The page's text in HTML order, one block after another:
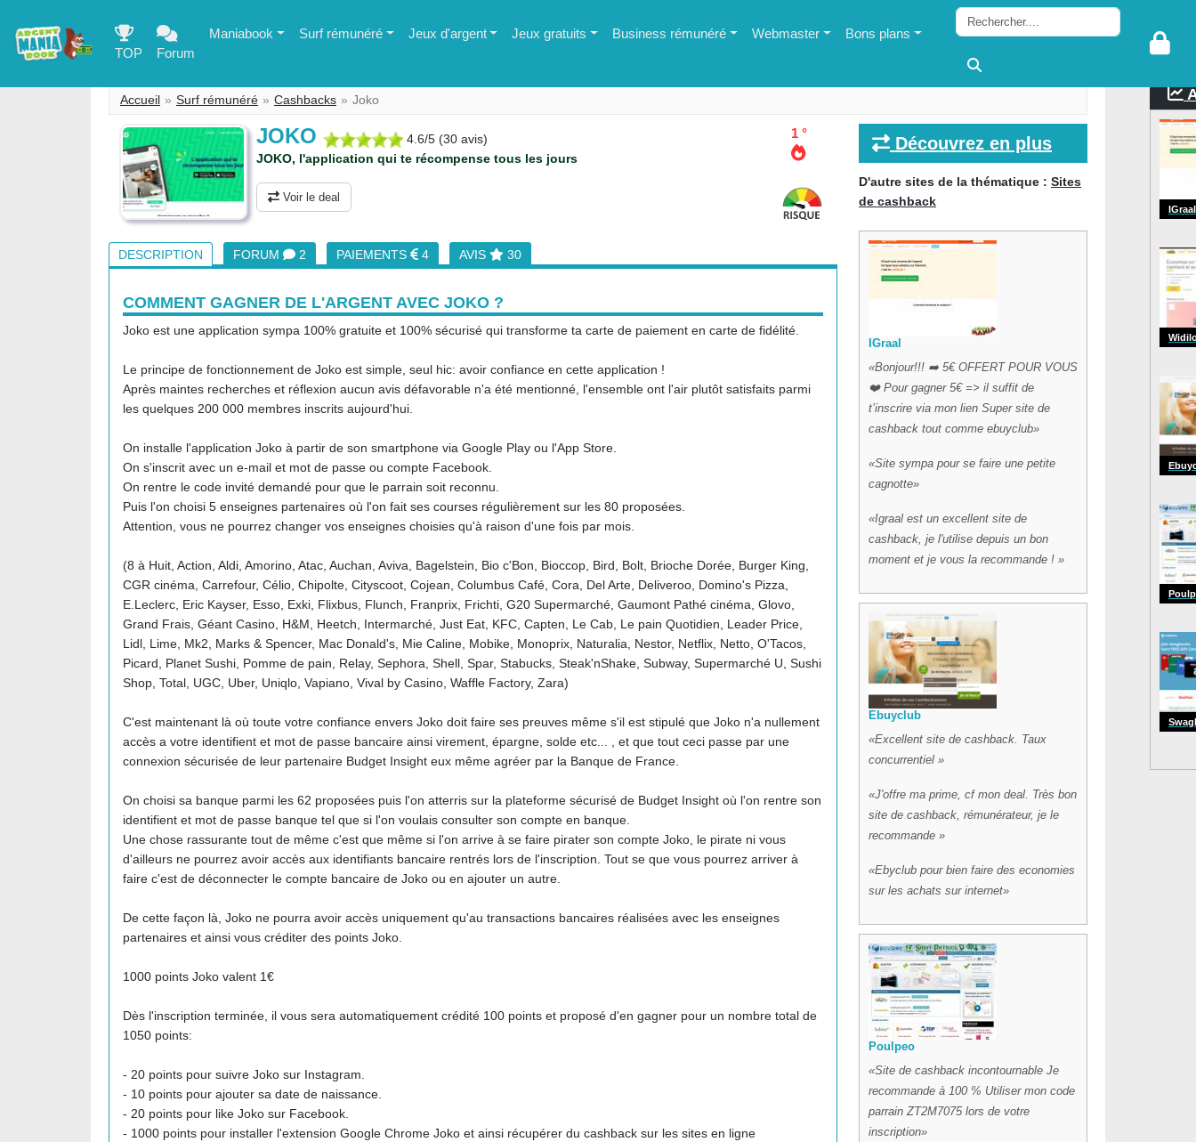
TOP Forum
Maniabook Surf rémunéré Jeux d'argent Jeux gratuits Business rémunéré Webmaster Bons plans
Accueil Surf rémunéré Cashbacks Joko
JOKO 4.6/5 (30 avis) 1 °
JOKO, l'application qui te récompense tous les jours
Voir le deal
DESCRIPTION FORUM 2 PAIEMENTS 4 AVIS 30
COMMENT GAGNER DE L'ARGENT AVEC JOKO ?
Joko est une application sympa 100% gratuite et 100% sécurisé qui transforme ta carte de paiement en carte de fidélité.
Le principe de fonctionnement de Joko est simple, seul hic: avoir confiance en cette application !
Après maintes recherches et réflexion aucun avis défavorable n'a été mentionné, l'ensemble ont l'air plutôt satisfaits parmi
les quelques 200 000 membres inscrits aujourd'hui.
On installe l'application Joko à partir de son smartphone via Google Play ou l'App Store.
On s'inscrit avec un e-mail et mot de passe ou compte Facebook.
On rentre le code invité demandé pour que le parrain soit reconnu.
Puis l'on choisi 5 enseignes partenaires où l'on fait ses courses régulièrement sur les 80 proposées.
Attention, vous ne pourrez changer vos enseignes choisies qu'à raison d'une fois par mois.
(8 à Huit, Action, Aldi, Amorino, Atac, Auchan, Aviva, Bagelstein, Bio c'Bon, Bioccop, Bird, Bolt, Brioche Dorée, Burger King,
CGR cinéma, Carrefour, Célio, Chipolte, Cityscoot, Cojean, Columbus Café, Cora, Del Arte, Deliveroo, Domino's Pizza,
E.Leclerc, Eric Kayser, Esso, Exki, Flixbus, Flunch, Franprix, Frichti, G20 Supermarché, Gaumont Pathé cinéma, Glovo,
Grand Frais, Géant Casino, H&M, Heetch, Intermarché, Just Eat, KFC, Capten, Le Cab, Le pain Quotidien, Leader Price,
Lidl, Lime, Mk2, Marks & Spencer, Mac Donald's, Mie Caline, Mobike, Monoprix, Naturalia, Nestor, Netflix, Netto, O'Tacos,
Picard, Planet Sushi, Pomme de pain, Relay, Sephora, Shell, Spar, Stabucks, Steak'nShake, Subway, Supermarché U, Sushi
Shop, Total, UGC, Uber, Uniqlo, Vapiano, Vival by Casino, Waffle Factory, Zara)
C'est maintenant là où toute votre confiance envers Joko doit faire ses preuves même s'il est stipulé que Joko n'a nullement
accès a votre identifient et mot de passe bancaire ainsi virement, épargne, solde etc... , et que tout ceci passe par une
connexion sécurisée de leur partenaire Budget Insight eux même agréer par la Banque de France.
On choisi sa banque parmi les 62 proposées puis l'on atterris sur la plateforme sécurisé de Budget Insight où l'on rentre son
identifient et mot de passe banque tel que si l'on voulais consulter son compte en banque.
Une chose rassurante tout de même c'est que même si l'on arrive à se faire pirater son compte Joko, le pirate ni vous
d'ailleurs ne pourrez avoir accès aux identifiants bancaire rentrés lors de l'inscription. Tout se que vous pourrez arriver à
faire c'est de déconnecter le compte bancaire de Joko ou en ajouter un autre.
De cette façon là, Joko ne pourra avoir accès uniquement qu'au transactions bancaires réalisées avec les enseignes
partenaires et ainsi vous créditer des points Joko.
1000 points Joko valent 1€
Dès l'inscription terminée, il vous sera automatiquement crédité 100 points et proposé d'en gagner pour un nombre total de
1050 points:
- 20 points pour suivre Joko sur Instagram.
- 10 points pour ajouter sa date de naissance.
- 20 points pour like Joko sur Facebook.
- 1000 points pour installer l'extension Google Chrome Joko et ainsi récupérer du cashback sur les sites en ligne
Découvrez en plus
D'autre sites de la thématique : Sites
de cashback
IGraal
Bonjour!!! ➡️ 5€ OFFERT POUR VOUS
❤️ Pour gagner 5€ => il suffit de
t’inscrire via mon lien Super site de
cashback tout comme ebuyclub
Site sympa pour se faire une petite
cagnotte
Igraal est un excellent site de
cashback, je l'utilise depuis un bon
moment et je vous la recommande !
Ebuyclub
Excellent site de cashback. Taux
concurrentiel
J'offre ma prime, cf mon deal. Très bon
site de cashback, rémunérateur, je le
recommande
Ebyclub pour bien faire des economies
sur les achats sur internet
Poulpeo
Site de cashback incontournable Je
recommande à 100 % Utiliser mon code
parrain ZT2M7075 lors de votre
inscription
IGraal